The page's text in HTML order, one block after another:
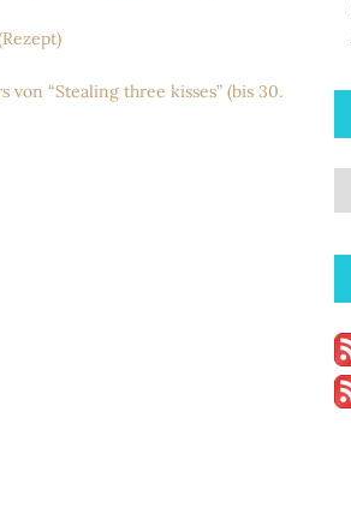
“Stealing three kisses” (bis 30.